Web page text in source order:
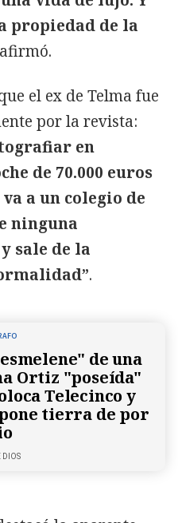
propiedad de la
el ex de Telma fue
por la revista:
en
de 70.000 euros
a un colegio de
ninguna
sale de la
.
de una
Ortiz "poseída"
Telecinco y
tierra de por
DIOS